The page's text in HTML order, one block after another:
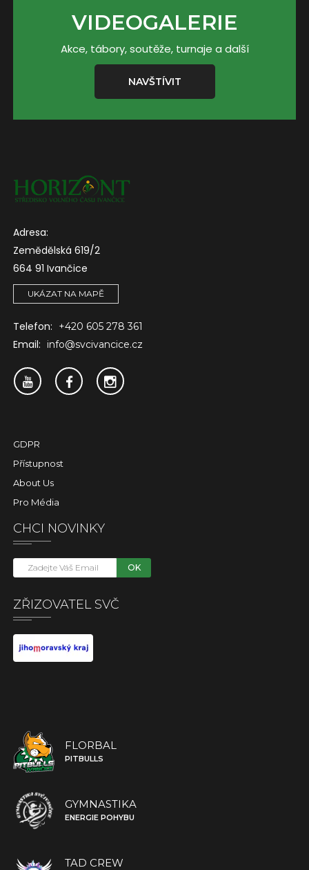
VIDEOGALERIE
Akce, tábory, soutěže, turnaje a další
NAVŠTÍVIT
Adresa:
Zemědělská 619/2
664 91 Ivančice
UKÁZAT NA MAPĚ
Telefon: +420 605 278 361
Email: info@svcivancice.cz
GDPR
Přístupnost
About Us
Pro Média
CHCI NOVINKY
OK
ZŘIZOVATEL SVČ
FLORBAL
PITBULLS
GYMNASTIKA
ENERGIE POHYBU
TAD CREW